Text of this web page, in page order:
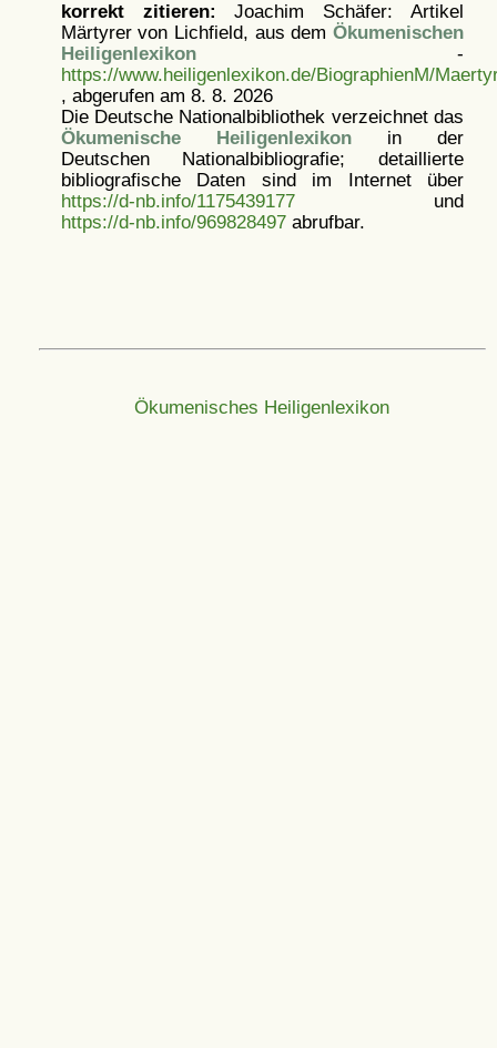
korrekt zitieren: Joachim Schäfer: Artikel
Märtyrer von Lichfield, aus dem Ökumenischen
Heiligenlexikon-
https://www.heiligenlexikon.de/BiographienM/
, abgerufen am 8. 8. 2026
Die Deutsche Nationalbibliothek verzeichnet das
Ökumenische Heiligenlexikonin der
Deutschen Nationalbibliografie; detaillierte
bibliografische Daten sind im Internet über
https://d-nb.info/1175439177und
https://d-nb.info/969828497abrufbar.
Ökumenisches Heiligenlexikon